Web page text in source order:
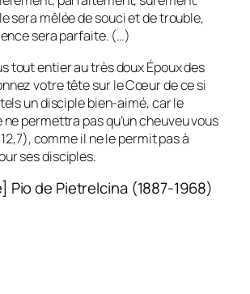
sera mêlée de souci et de trouble,
sera parfaite. (…)
tout entier au très doux Époux des
votre tête sur le Cœur de ce si
un disciple bien-aimé, car le
permettra pas qu’un cheuveu vous
comme il ne le permit pas à
ses disciples.
Pio de Pietrelcina (1887-1968)